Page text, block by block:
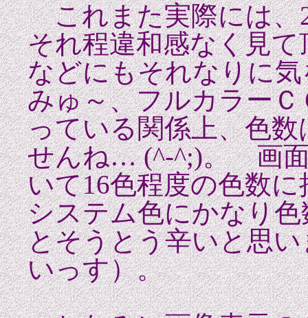
これまた実際には、
それ程違和感なく見
などにもそれなりに
みゅ～、フルカラー
っている関係上、色
せんね… (^-^;)。画面
いて16色程度の色数
システム色にかなり
とそうとう辛いと思
いっす）。